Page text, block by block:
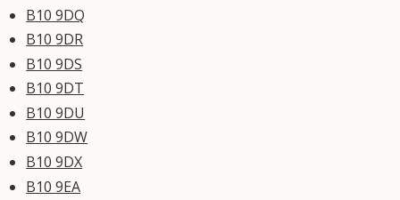
B10 9DQ
B10 9DR
B10 9DS
B10 9DT
B10 9DU
B10 9DW
B10 9DX
B10 9EA